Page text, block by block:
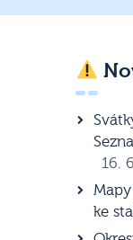
16.
ke